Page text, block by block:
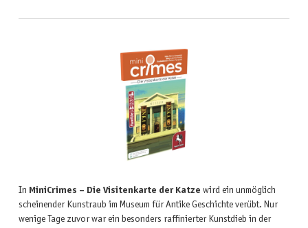
In MiniCrimes – Die Visitenkarte der Katze wird ein unmöglich
scheinender Kunstraub im Museum für Antike Geschichte verübt. Nur
wenige Tage zuvor war ein besonders raffinierter Kunstdieb in der